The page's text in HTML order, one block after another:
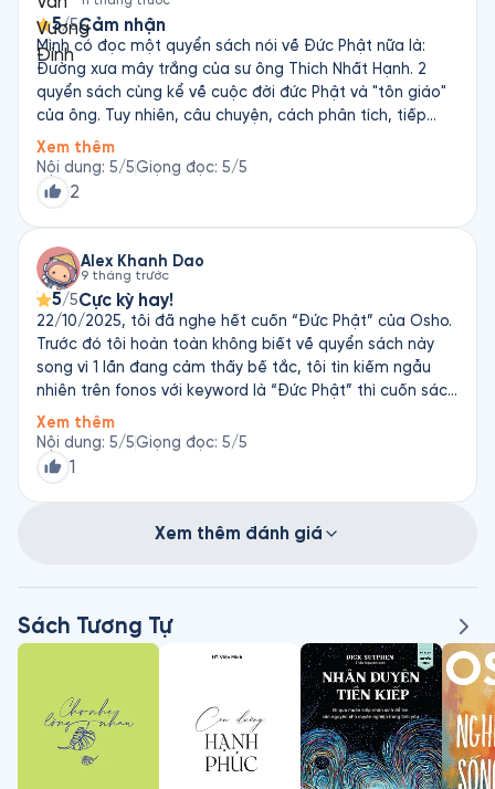
5/5Cảm nhận
Mình có đọc một quyển sách nói về Đức Phật nữa là:
Đường xưa mây trắng của sư ông Thích Nhất Hạnh. 2
quyển sách cùng kể về cuộc đời đức Phật và "tôn giáo"
của ông. Tuy nhiên, câu chuyện, cách phân tích, tiếp
cận, ý truyền đạt của 2 tác giả có sự khác biệt đáng kể.
Nếu cuốn sách của thiền sư Thích Nhất Hạnh tiếp cận sự
vô thường, vô ngã và nhấn mạnh về lòng từ bi, sự yêu
thương thì cuốn sách của Osho nhấn mạnh sự phủ nhận,
sự thực chứng cùng các ví dụ, giải thích, so sánh với
chính Phật giáo và các tôn giáo khác. Một quyển sách
rất hay. Osho có một cách tiếp cận tới đạo phật thật ấn
tượng và khác biệt. Khuyến khích mọi người nên
đọc/nghe để hiểu hơn về đạo Phật
Xem thêm
Nội dung: 5/5Giọng đọc: 5/5
2
Alex Khanh Dao
9 tháng trước
5/5Cực kỳ hay!
22/10/2025, tôi đã nghe hết cuốn “Đức Phật” của Osho.
Trước đó tôi hoàn toàn không biết về quyển sách này
song vì 1 lần đang cảm thấy bế tắc, tôi tìn kiếm ngẫu
nhiên trên fonos với keyword là “Đức Phật” thì cuốn sách
này hiện ra. Một cuốn sách nhẹ nhàng về cuộc đời và lí
tưởng của Đức Phật. Thật sự được khai sáng và mở
mang.
Xem thêm
Nội dung: 5/5Giọng đọc: 5/5
1
Xem thêm đánh giá
Sách Tương Tự